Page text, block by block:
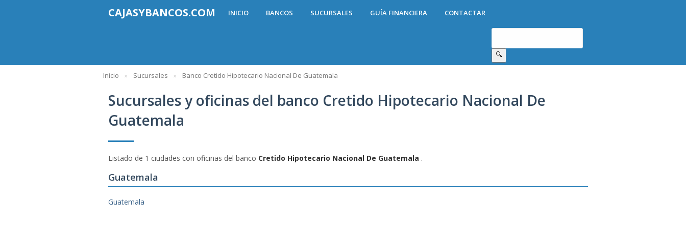
CAJASYBANCOS.COM INICIO BANCOS SUCURSALES GUÍA FINANCIERA CONTACTAR
🔍
Inicio Sucursales Banco Cretido Hipotecario Nacional De Guatemala
Sucursales y oficinas del banco Cretido Hipotecario Nacional De
Guatemala
Listado de 1 ciudades con oficinas del banco Cretido Hipotecario Nacional De Guatemala .
Guatemala
Guatemala